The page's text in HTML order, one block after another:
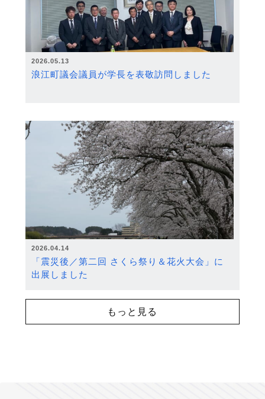
2026.05.13
浪江町議会議員が学長を表敬訪問しました
2026.04.14
「震災後／第二回 さくら祭り＆花火大会」に
出展しました
もっと見る